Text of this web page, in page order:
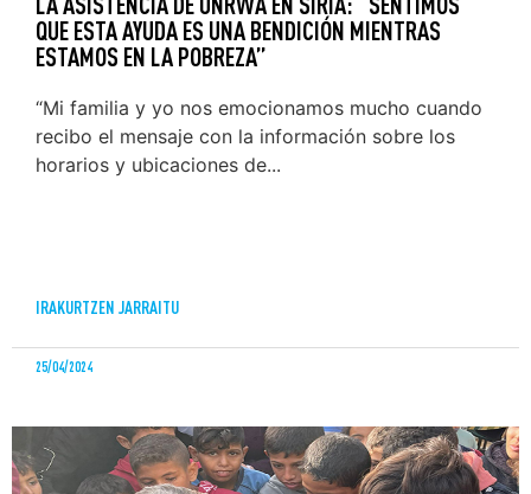
QUE ESTA AYUDA ES UNA BENDICIÓN MIENTRAS
ESTAMOS EN LA POBREZA”
“Mi familia y yo nos emocionamos mucho cuando
recibo el mensaje con la información sobre los
horarios y ubicaciones de...
IRAKURTZEN JARRAITU
25/04/2024